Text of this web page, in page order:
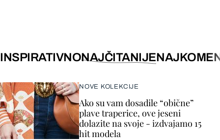
INSPIRATIVNONAJČITANIJE
NOVE KOLEKCIJE
Ako su vam dosadile “obične”
plave traperice, ove jeseni
dolazite na svoje - izdvajamo 15
hit modela